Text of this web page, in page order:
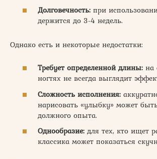
Долговечность: при
держится до 3-4 недель.
Однако есть и некоторые недостатки:
Требует определенной длины: на
ногтях не всегда выглядит
Сложность исполнения:
нарисовать «улыбку» может
должного опыта.
Однообразие: для тех, кто ищет
классика может показаться